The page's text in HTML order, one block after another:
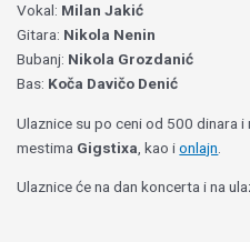
Vokal: Milan Jakić
Gitara: Nikola Nenin
Bubanj: Nikola Grozdanić
Bas: Koča Davičo Denić
Ulaznice su po ceni od 500 dinara
mestima Gigstixa , kao ionlajn
Ulaznice će na dan koncerta i na